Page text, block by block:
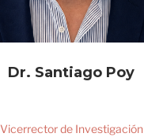
Dr. Santiago Poy
Vicerrector de Investigación